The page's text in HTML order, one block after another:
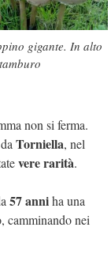
gigante. In alto
non si ferma.
Torniella, nel
vere rarità.
57 anniha una
camminando nei